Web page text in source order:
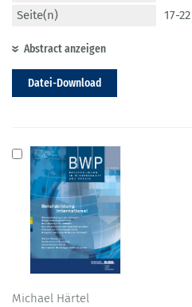
Seite(n)
17-22
Abstract anzeigen
Datei-Download
Michael Härtel